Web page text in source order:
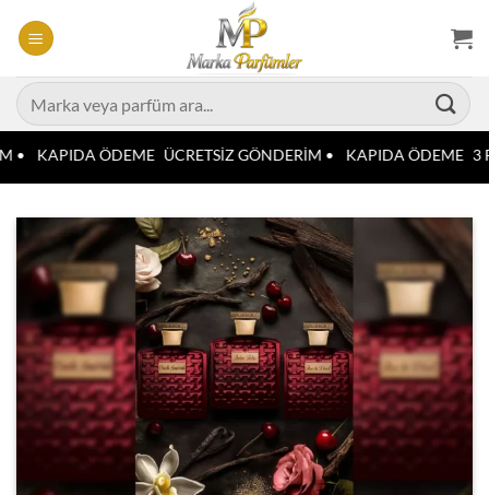
atla
Ara:
• KAPIDA ÖDEME ÜCRETSİZ GÖNDERİM • KAPIDA ÖDEME 3